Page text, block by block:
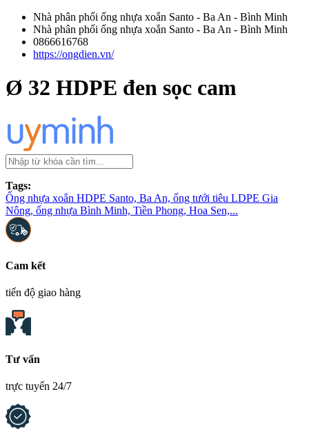
Nhà phân phối ống nhựa xoắn Santo - Ba An - Bình Minh
Nhà phân phối ống nhựa xoắn Santo - Ba An - Bình Minh
0866616768
https://ongdien.vn/
Ø 32 HDPE đen sọc cam
Tags:
Ống nhựa xoắn HDPE Santo, Ba An, ống tưới tiêu LDPE Gia
Nông, ống nhựa Bình Minh, Tiền Phong, Hoa Sen,...
Cam kết
tiến độ giao hàng
Tư vấn
trực tuyến 24/7